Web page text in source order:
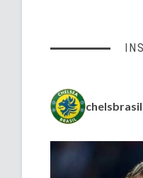
chelsbrasil